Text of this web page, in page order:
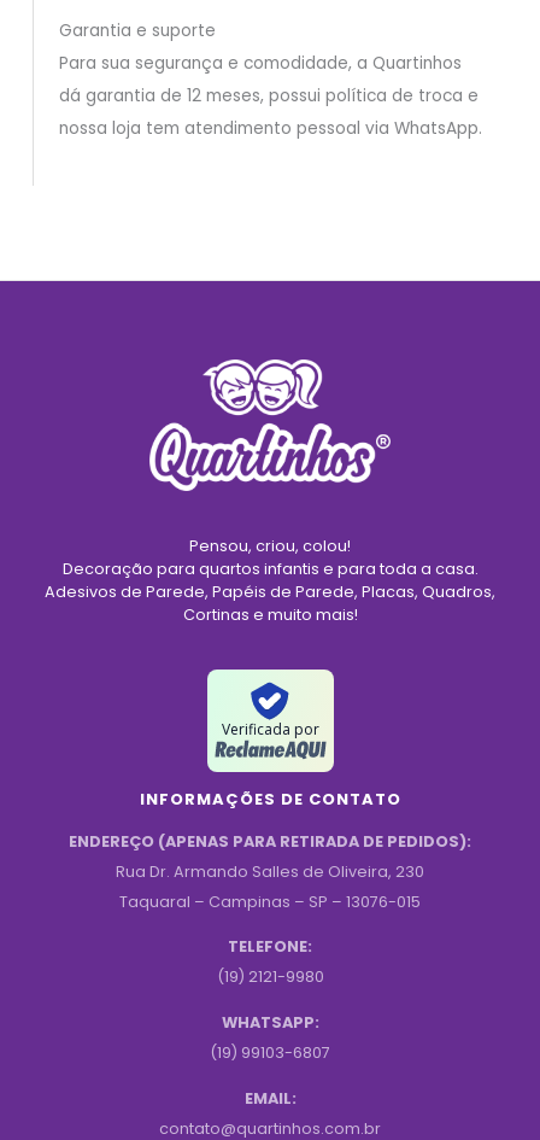
Garantia e suporte
Para sua segurança e comodidade, a Quartinhos
dá garantia de 12 meses, possui política de troca e
nossa loja tem atendimento pessoal via WhatsApp.
Pensou, criou, colou!
Decoração para quartos infantis e para toda a casa.
Adesivos de Parede, Papéis de Parede, Placas, Quadros,
Cortinas e muito mais!
Verificada por
INFORMAÇÕES DE CONTATO
ENDEREÇO (APENAS PARA RETIRADA DE PEDIDOS):
Rua Dr. Armando Salles de Oliveira, 230
Taquaral – Campinas – SP – 13076-015
TELEFONE:
(19) 2121-9980
WHATSAPP:
(19) 99103-6807
EMAIL:
contato@quartinhos.com.br